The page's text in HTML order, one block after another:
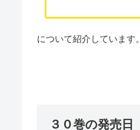
について紹介しています。
３０巻の発売日